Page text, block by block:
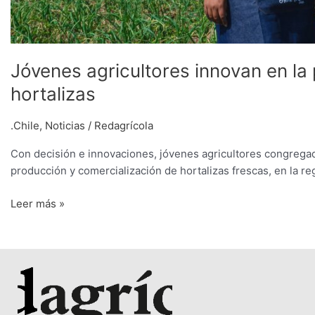
Jóvenes agricultores innovan en
hortalizas
.Chile, Noticias / Redagrícola
Con decisión e innovaciones, jóvenes agricultores
producción y comercialización de hortalizas frescas, en la
Leer más »